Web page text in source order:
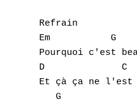
Refrain
Em           G
Pourquoi c'est
D              C
Et çà ça ne l'est
G